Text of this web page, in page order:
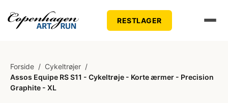
RESTLAGER
Forside / Cykeltrøjer /
Assos Equipe RS S11 - Cykeltrøje - Korte ærmer - Precision
Graphite - XL